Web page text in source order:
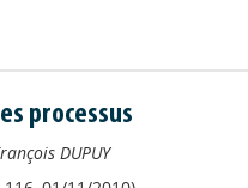
processus
DUPUY